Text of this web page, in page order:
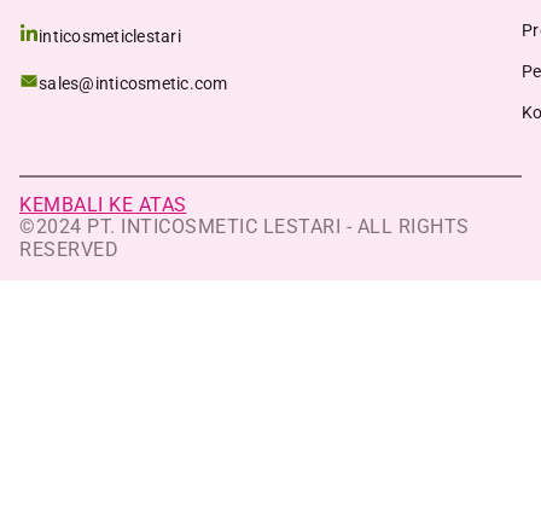
inticosmeticlestari
sales@inticosmetic.com
KEMBALI KE ATAS
©2024 PT. INTICOSMETIC LESTARI - ALL RIGHTS
RESERVED